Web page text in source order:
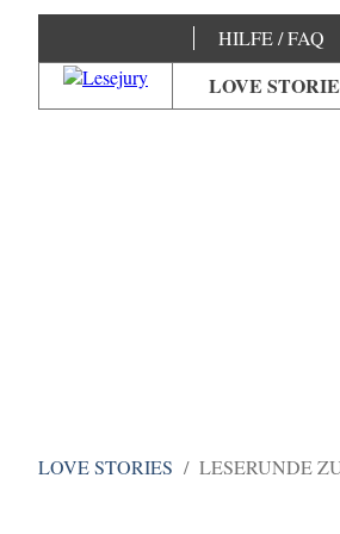
HILFE / FAQ
LOVE
LOVE STORIES LESERUNDE